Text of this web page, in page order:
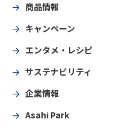
商品情報
キャンペーン
エンタメ・レシピ
サステナビリティ
企業情報
Asahi Park